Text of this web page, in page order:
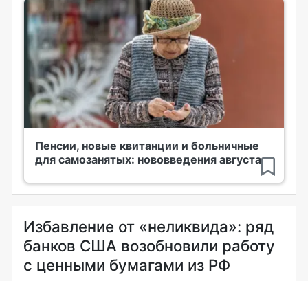
Пенсии, новые квитанции и больничные
для самозанятых: нововведения августа
Избавление от «неликвида»: ряд
банков США возобновили работу
с ценными бумагами из РФ